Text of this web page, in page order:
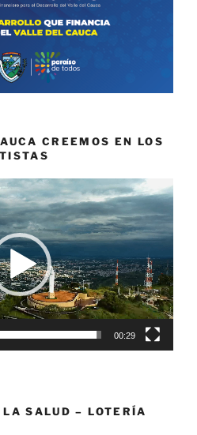
CREEMOS EN LOS
00:29
SALUD – LOTERÍA